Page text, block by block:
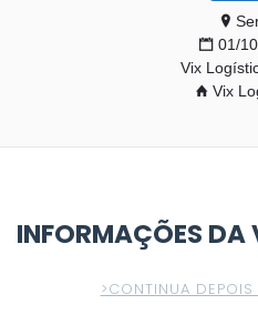
01/
Vix
Vix
INFORMAÇÕES DA
>CONTINUA